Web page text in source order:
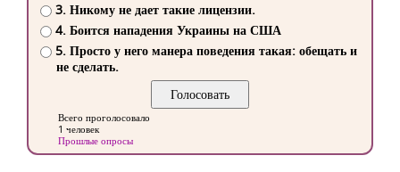
3. Никому не дает такие лицензии.
4. Боится нападения Украины на США
5. Просто у него манера поведения такая: обещать и
не сделать.
Всего проголосовало
1 человек
Прошлые опросы